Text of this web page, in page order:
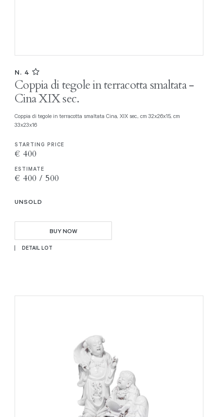
N. 4
Coppia di tegole in terracotta smaltata -
Cina XIX sec.
Coppia di tegole in terracotta smaltata Cina, XIX sec., cm 32x26x15, cm
33x23x16
STARTING PRICE
€ 400
ESTIMATE
€ 400 / 500
UNSOLD
BUY NOW
DETAIL LOT